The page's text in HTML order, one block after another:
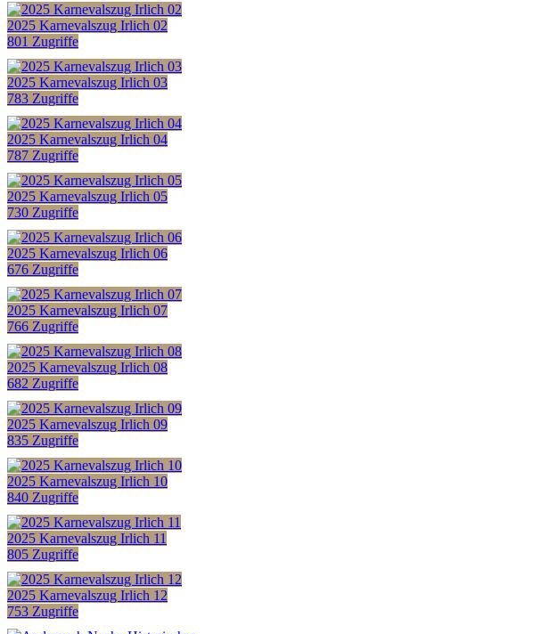
2025 Karnevalszug Irlich 02
801 Zugriffe
2025 Karnevalszug Irlich 03
783 Zugriffe
2025 Karnevalszug Irlich 04
787 Zugriffe
2025 Karnevalszug Irlich 05
730 Zugriffe
2025 Karnevalszug Irlich 06
676 Zugriffe
2025 Karnevalszug Irlich 07
766 Zugriffe
2025 Karnevalszug Irlich 08
682 Zugriffe
2025 Karnevalszug Irlich 09
835 Zugriffe
2025 Karnevalszug Irlich 10
840 Zugriffe
2025 Karnevalszug Irlich 11
805 Zugriffe
2025 Karnevalszug Irlich 12
753 Zugriffe